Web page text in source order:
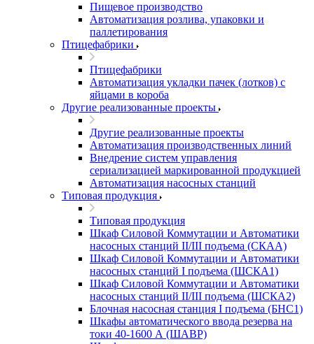
Пищевое производство
Автоматизация розлива, упаковки и
паллетирования
Птицефабрики
Птицефабрики
Автоматизация укладки пачек (лотков) с
яйцами в короба
Другие реализованные проекты
Другие реализованные проекты
Автоматизация производственных линий
Внедрение систем управления
сериализацией маркированной продукцией
Автоматизация насосных станций
Типовая продукция
Типовая продукция
Шкаф Силовой Коммутации и Автоматики
насосных станций II/III подъема (СКАА)
Шкаф Силовой Коммутации и Автоматики
насосных станций I подъема (ШСКА1)
Шкаф Силовой Коммутации и Автоматики
насосных станций II/III подъема (ШСКА2)
Блочная насосная станция I подъема (БНС1)
Шкафы автоматического ввода резерва на
токи 40-1600 А (ШАВР)